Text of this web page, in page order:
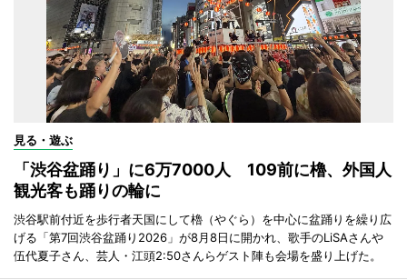
見る・遊ぶ
「渋谷盆踊り」に6万7000人 109前に櫓、外国人
観光客も踊りの輪に
渋谷駅前付近を歩行者天国にして櫓（やぐら）を中心に盆踊りを繰り広
げる「第7回渋谷盆踊り2026」が8月8日に開かれ、歌手のLiSAさんや
伍代夏子さん、芸人・江頭2:50さんらゲスト陣も会場を盛り上げた。